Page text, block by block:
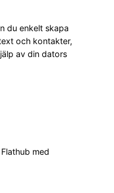
du enkelt skapa
och kontakter,
av din dators
med